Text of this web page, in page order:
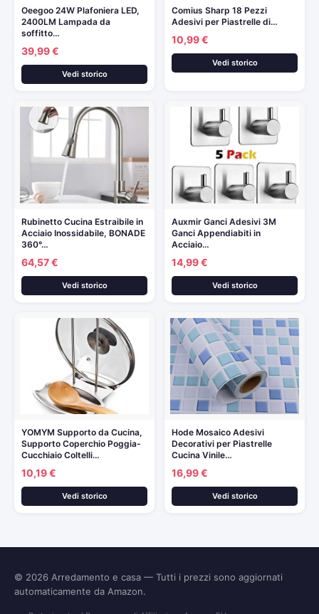
Oeegoo 24W Plafoniera LED,
2400LM Lampada da
soffitto…
39,99 €
Vedi storico
Comius Sharp 18 Pezzi
Adesivi per Piastrelle di…
10,99 €
Vedi storico
Rubinetto Cucina Estraibile in
Acciaio Inossidabile, BONADE
360°…
64,57 €
Vedi storico
Auxmir Ganci Adesivi 3M
Ganci Appendiabiti in
Acciaio…
14,99 €
Vedi storico
YOMYM Supporto da Cucina,
Supporto Coperchio Poggia-
Cucchiaio Coltelli…
10,19 €
Vedi storico
Hode Mosaico Adesivi
Decorativi per Piastrelle
Cucina Vinile…
16,99 €
Vedi storico
© 2026 Arredamento e casa — Tutti i prezzi sono aggiornati
automaticamente da Amazon.